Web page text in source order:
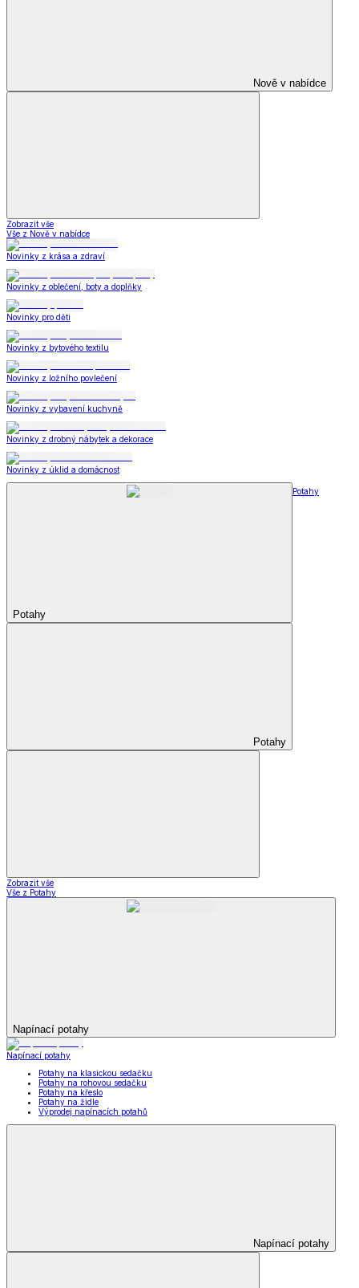
Nově v nabídce
Zobrazit vše
Vše z Nově v nabídce
Novinky z krása a zdraví
Novinky z oblečení, boty a doplňky
Novinky pro děti
Novinky z bytového textilu
Novinky z ložního povlečení
Novinky z vybavení kuchyně
Novinky z drobný nábytek a dekorace
Novinky z úklid a domácnost
Potahy
Potahy
Potahy
Zobrazit vše
Vše z Potahy
Napínací potahy
Napínací potahy
Potahy na klasickou sedačku
Potahy na rohovou sedačku
Potahy na křeslo
Potahy na židle
Výprodej napínacích potahů
Napínací potahy